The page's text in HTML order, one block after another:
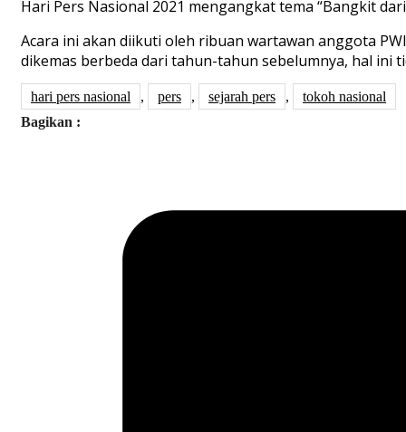
Hari Pers Nasional 2021 mengangkat tema “Bangkit
Acara ini akan diikuti oleh ribuan wartawan anggota
dikemas berbeda dari tahun-tahun sebelumnya, hal ini
hari pers nasional , pers , sejarah pers ,
tokoh nasional
Bagikan :